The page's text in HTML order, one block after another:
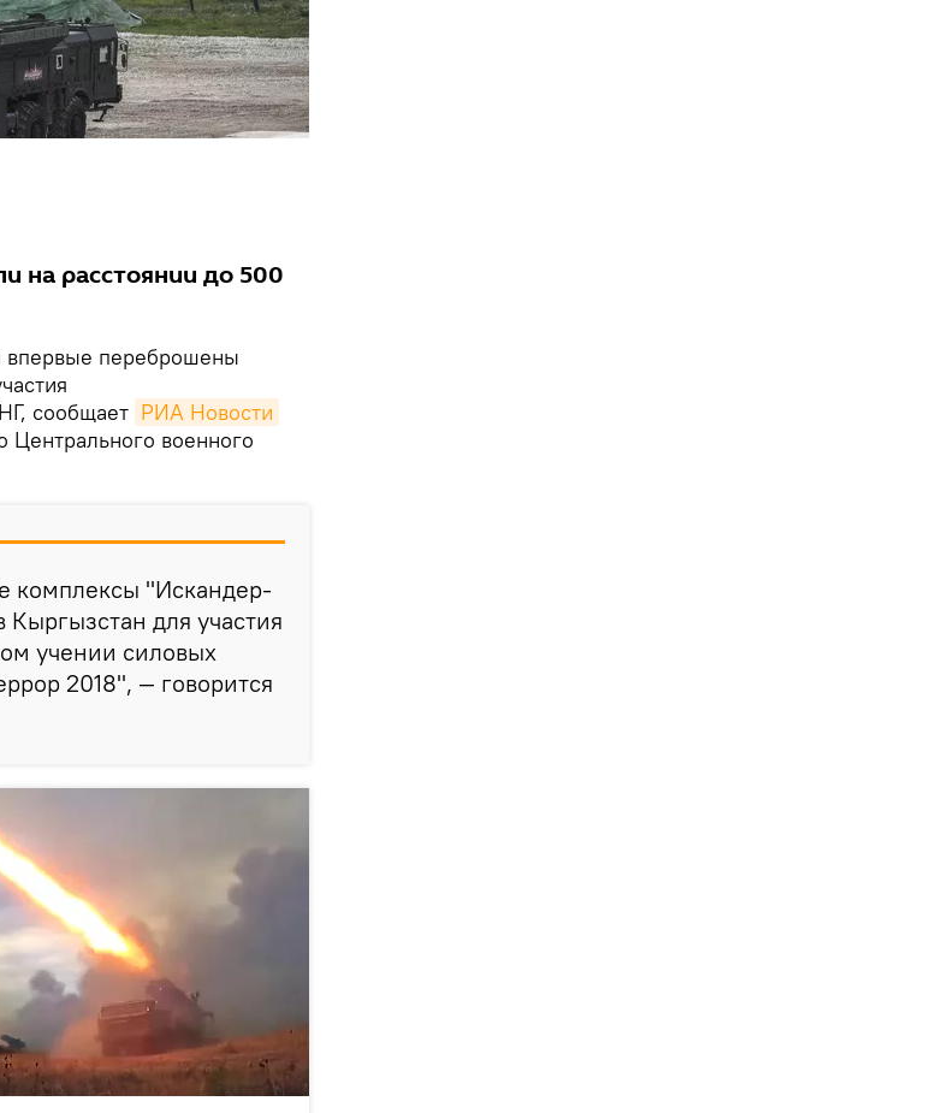
на расстоянии до 500
впервые переброшены
сообщает РИА Новости
Центрального военного
комплексы "Искандер-
для участия
учении силовых
2018", — говорится